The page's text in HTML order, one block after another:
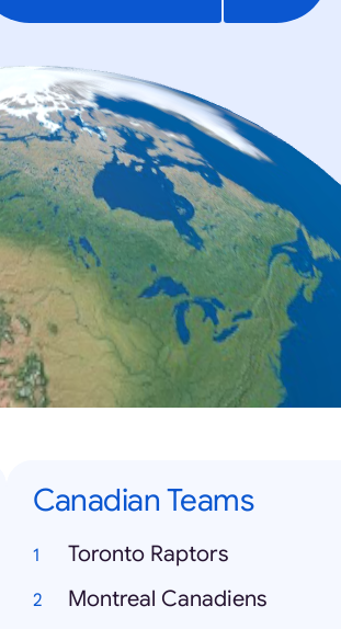
Canadian Teams
Toronto Raptors
Montreal Canadiens